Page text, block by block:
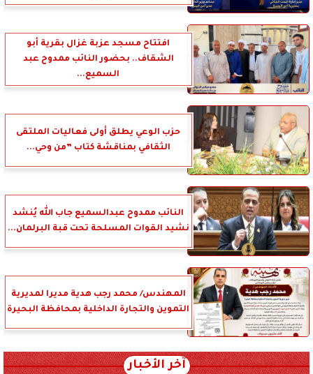
افتتاح مسجد عزبة غزال بقرية أبو
الشقاف.. بحضور النائب ممدوح عبد
السميع...
حزب الوعي يطلق أولى فعاليات الملتقى
الثقافي بمناقشة كتاب ”من وحي...
النائب ممدوح عبدالسميع جاب الله يُنشد
نشيد القوات المسلحة تحت قبة البرلمان...
المهندس/ محمد رجب هدية مديرا لمديرية
التموين والتجارة الداخلية بمحافظة البحيرة
آخر الأخبار